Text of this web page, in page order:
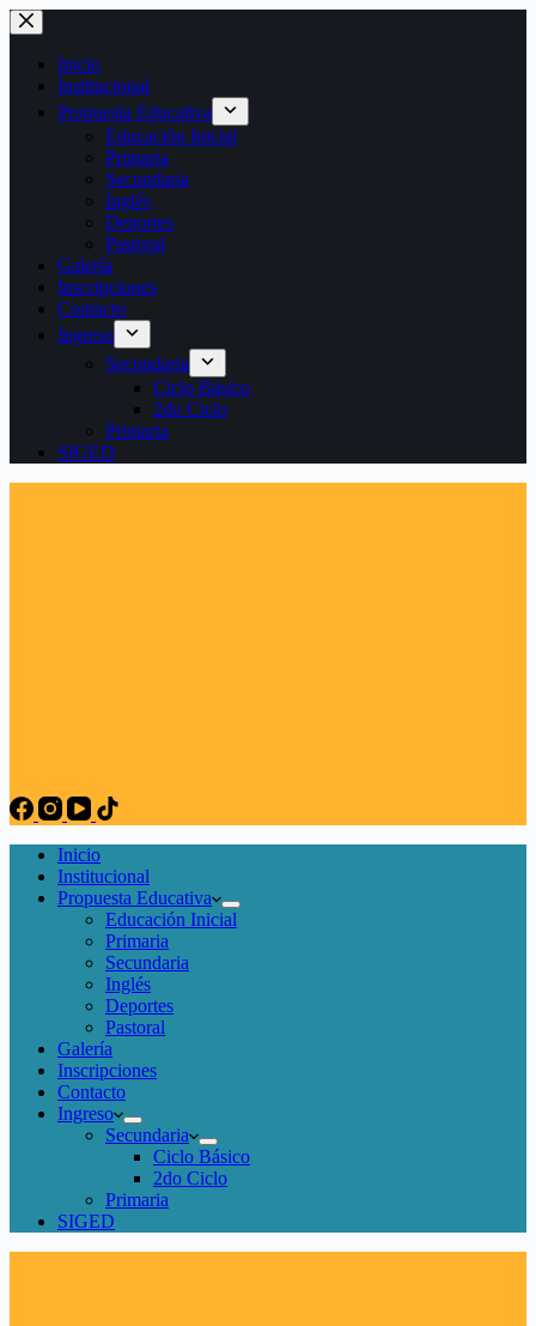
Saltar
al
contenido
Inicio
Institucional
Propuesta Educativa
Educación Inicial
Primaria
Secundaria
Inglés
Deportes
Pastoral
Galería
Inscripciones
Contacto
Ingreso
Secundaria
Ciclo Básico
2do Ciclo
Primaria
SIGED
Inicio
Institucional
Propuesta Educativa
Educación Inicial
Primaria
Secundaria
Inglés
Deportes
Pastoral
Galería
Inscripciones
Contacto
Ingreso
Secundaria
Ciclo Básico
2do Ciclo
Primaria
SIGED